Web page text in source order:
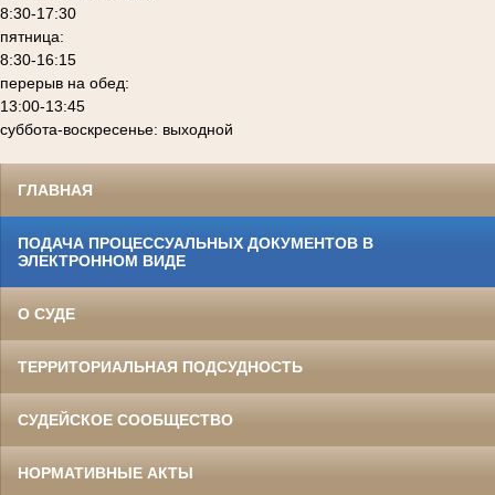
8:30-17:30
пятница:
8:30-16:15
перерыв на обед:
13:00-13:45
суббота-воскресенье: выходной
ГЛАВНАЯ
ПОДАЧА ПРОЦЕССУАЛЬНЫХ ДОКУМЕНТОВ В
ЭЛЕКТРОННОМ ВИДЕ
О СУДЕ
ТЕРРИТОРИАЛЬНАЯ ПОДСУДНОСТЬ
СУДЕЙСКОЕ СООБЩЕСТВО
НОРМАТИВНЫЕ АКТЫ